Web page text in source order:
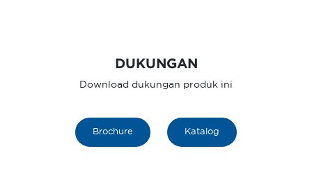
DUKUNGAN
Download dukungan produk ini
Brochure Katalog